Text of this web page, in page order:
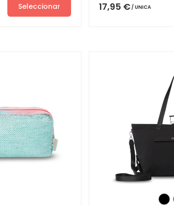
Seleccionar 17,95 € UNICA